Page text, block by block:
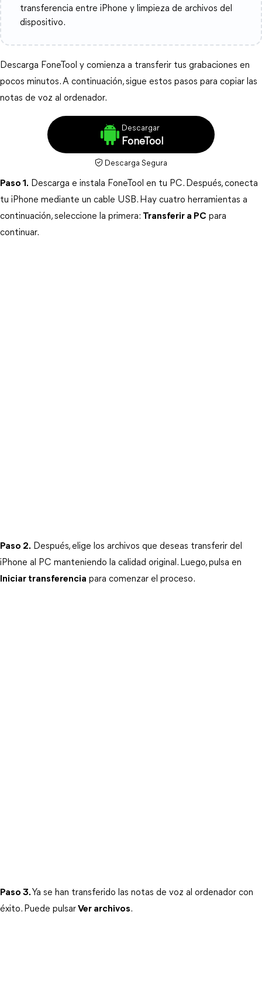
transferencia entre iPhone y limpieza de archivos del
dispositivo.
Descarga FoneTool y comienza a transferir tus grabaciones en
pocos minutos. A continuación, sigue estos pasos para copiar las
notas de voz al ordenador.
Descargar
FoneTool
Descarga Segura
Paso 1. Descarga e instala FoneTool en tu PC. Después, conecta
tu iPhone mediante un cable USB. Hay cuatro herramientas a
continuación, seleccione la primera: Transferir a PC para
continuar.
Paso 2. Después, elige los archivos que deseas transferir del
Iniciar transferencia para comenzar el proceso.
Paso 3. Ya se han transferido las notas de voz al ordenador con
éxito. Puede pulsarVer archivos.